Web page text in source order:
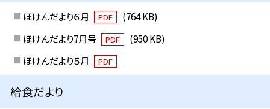
ほけんだより６月 PDF
(764 KB)
ほけんだより7月号
PDF
(950 KB)
ほけんだより５月
PDF
給食だより